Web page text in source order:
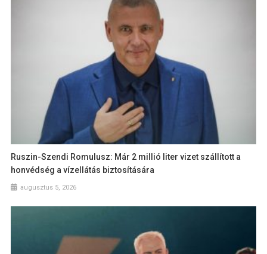
Ruszin-Szendi Romulusz: Már 2 millió liter vizet szállított a
honvédség a vízellátás biztosítására
augusztus 5, 2026